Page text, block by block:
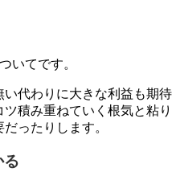
いてです。
代わりに大きな利益も期待
積み重ねていく根気と粘り
ったりします。
る